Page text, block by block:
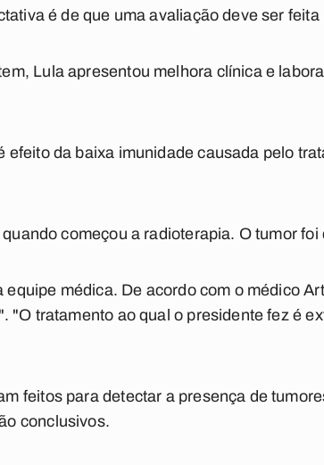
é de que uma avaliação deve ser
Lula apresentou melhora clínica e
efeito da baixa imunidade causada pelo
começou a radioterapia. O tumor
médica. De acordo com o médico
"O tratamento ao qual o presidente fez é
feitos para detectar a presença de
conclusivos.